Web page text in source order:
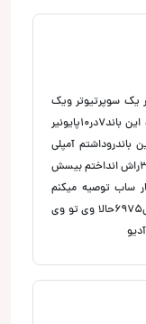
دو تیوتر یک سوپرتیوتر ویک
میدرنج پس بنابراین نتیجه میگیریم نقطه قوت این باند7در10پایونیر
آمپلی
باکیفیتی باید سرراهش قراربدین من باامپ3702راش انداختم بیسش
ساب توصیه میکنم
بیسش هم خوبه نه اینکه بگم بده ولی مثل بیس6975حالا وی تو وی